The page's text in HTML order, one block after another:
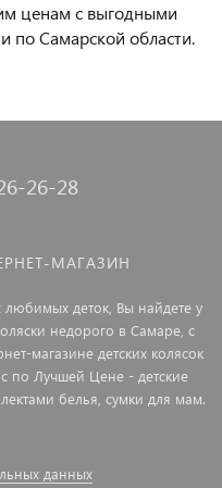
ценам с выгодными
по Самарской области.
26-28
МАГАЗИН
деток, Вы найдете у
недорого в Самаре, с
магазине детских колясок
по Лучшей Цене - детские
белья, сумки для мам.
данных